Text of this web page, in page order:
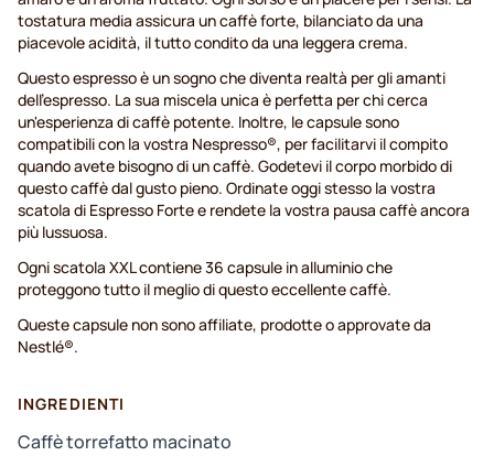
tostatura media assicura un caffè forte, bilanciato da una
piacevole acidità, il tutto condito da una leggera crema.
Questo espresso è un sogno che diventa realtà per gli amanti
dell'espresso. La sua miscela unica è perfetta per chi cerca
un'esperienza di caffè potente. Inoltre, le capsule sono
compatibili con la vostra Nespresso®, per facilitarvi il compito
quando avete bisogno di un caffè. Godetevi il corpo morbido di
questo caffè dal gusto pieno. Ordinate oggi stesso la vostra
scatola di Espresso Forte e rendete la vostra pausa caffè ancora
più lussuosa.
Ogni scatola XXL contiene 36 capsule in alluminio che
proteggono tutto il meglio di questo eccellente caffè.
Queste capsule non sono affiliate, prodotte o approvate da
Nestlé®.
INGREDIENTI
Caffè torrefatto macinato